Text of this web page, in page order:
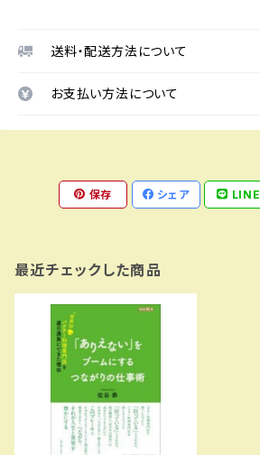
送料・配送方法について
お支払い方法について
保存 シェア LINE
最近チェックした商品